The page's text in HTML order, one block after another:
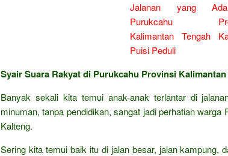
Syair Suara Rakyat di Purukcahu Provinsi
Banyak sekali kita temui anak-anak terlantar di
minuman, tanpa pendidikan, sangat jadi perhatian
Kalteng.
Sering kita temui baik itu di jalan besar, jalan kampung,